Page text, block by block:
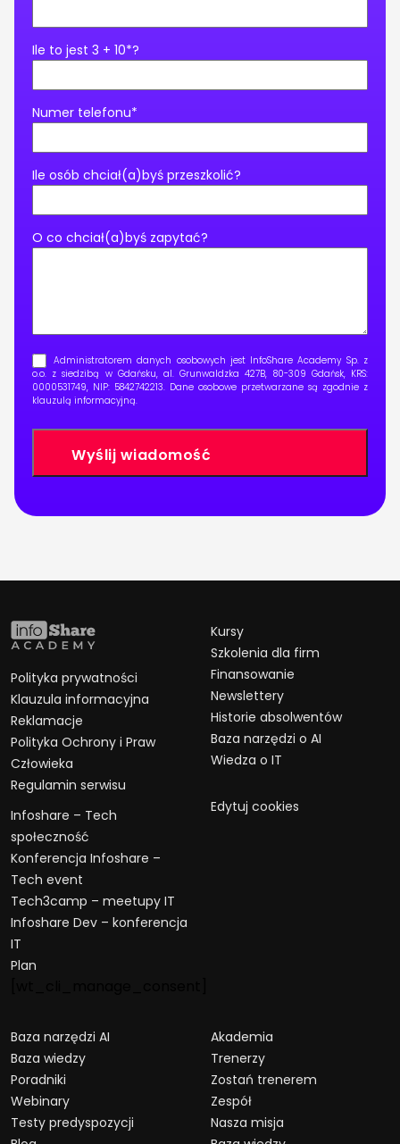
Ile to jest 3 + 10*?
Numer telefonu*
Ile osób chciał(a)byś przeszkolić?
O co chciał(a)byś zapytać?
Administratorem danych osobowych jest InfoShare Academy Sp. z
o.o. z siedzibą w Gdańsku, al. Grunwaldzka 427B, 80-309 Gdańsk, KRS:
0000531749, NIP: 5842742213. Dane osobowe przetwarzane są zgodnie z
klauzulą informacyjną.
Polityka prywatności
Klauzula informacyjna
Reklamacje
Polityka Ochrony i Praw
Człowieka
Regulamin serwisu
Infoshare – Tech
społeczność
Konferencja Infoshare –
Tech event
Tech3camp – meetupy IT
Infoshare Dev – konferencja
IT
Plan
Kursy
Szkolenia dla firm
Finansowanie
Newslettery
Historie absolwentów
Baza narzędzi o AI
Wiedza o IT
Edytuj cookies
Baza narzędzi AI
Baza wiedzy
Poradniki
Webinary
Testy predyspozycji
Akademia
Trenerzy
Zostań trenerem
Zespół
Nasza misja